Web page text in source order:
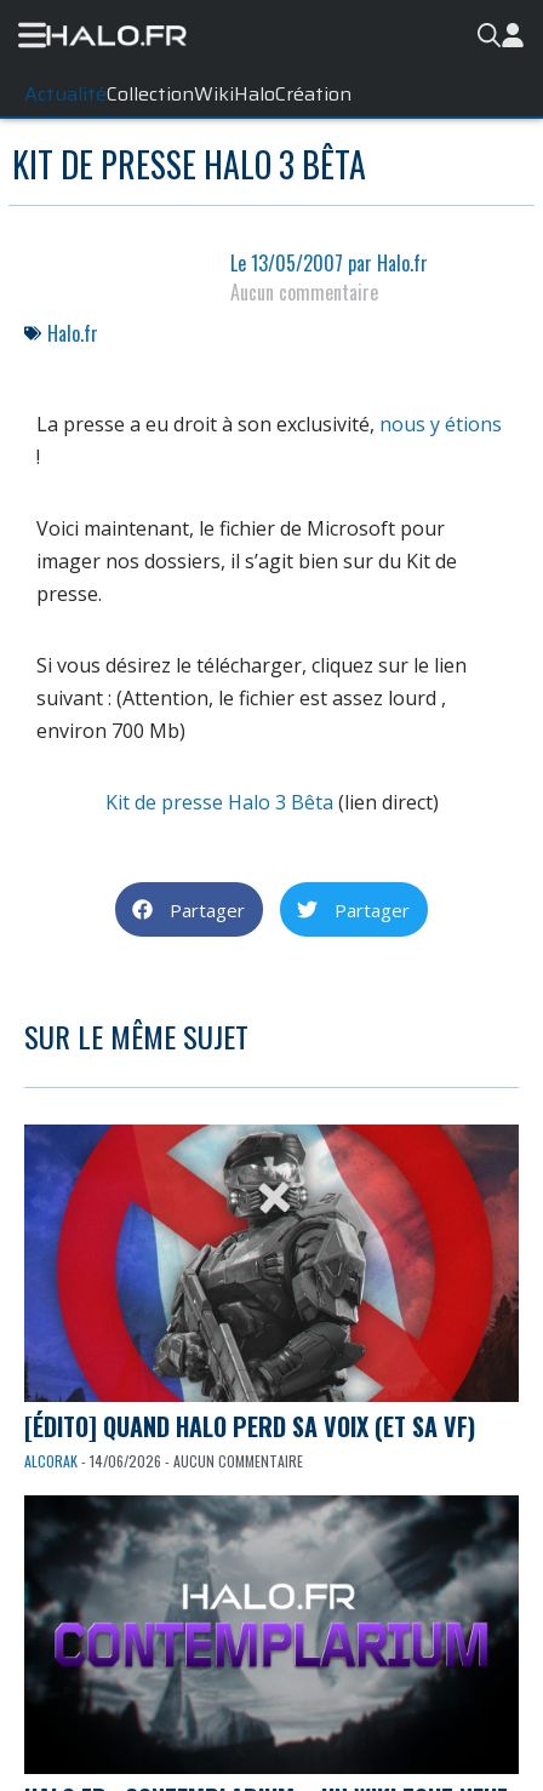
ActualitéCollectionWikiHaloCréation
KIT DE PRESSE HALO 3 BÊTA
Le13/05/2007 par Halo.fr
Aucun commentaire
Halo.fr
La presse a eu droit à son exclusivité, nous y étions
!
Voici maintenant, le fichier de Microsoft pour
imager nos dossiers, il s’agit bien sur du Kit de
presse.
Si vous désirez le télécharger, cliquez sur le lien
suivant : (Attention, le fichier est assez lourd ,
environ 700 Mb)
Kit de presse Halo 3 Bêta (lien direct)
Partager Partager
SUR LE MÊME SUJET
[ÉDITO] QUAND HALO PERD SA VOIX (ET SA VF)
ALCORAK- 14/06/2026 - AUCUN COMMENTAIRE